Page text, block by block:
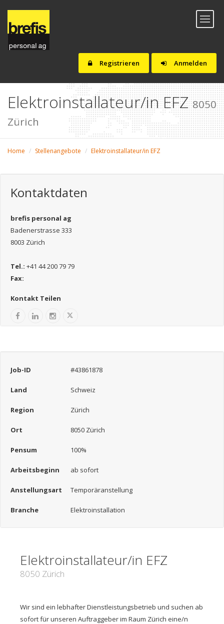
Anmelden
Registrieren
Toggle
Elektroinstallateur/in EFZ8050
Zürich
Home Stellenangebote Elektroinstallateur/in EFZ
Kontaktdaten
brefis personal ag
Badenerstrasse 333
8003 Zürich
Tel.: +41 44 200 79 79
Fax:
Kontakt Teilen
Job-ID #43861878
Land Schweiz
Region Zürich
Ort 8050 Zürich
Pensum 100%
Arbeitsbeginn ab sofort
Anstellungsart Temporäranstellung
Branche Elektroinstallation
Elektroinstallateur/in EFZ
8050 Zürich
Wir sind ein lebhafter Dienstleistungsbetrieb und suchen ab
sofort für unseren Auftraggeber im Raum Zürich eine/n